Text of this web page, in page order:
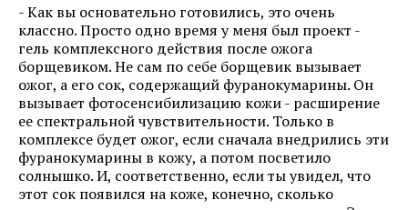
- Как вы основательно готовились, это очень
классно. Просто одно время у меня был проект -
гель комплексного действия после ожога
борщевиком. Не сам по себе борщевик вызывает
ожог, а его сок, содержащий фуранокумарины. Он
вызывает фотосенсибилизацию кожи - расширение
ее спектральной чувствительности. Только в
комплексе будет ожог, если сначала внедрились эти
фуранокумарины в кожу, а потом посветило
солнышко. И, соответственно, если ты увидел, что
этот сок появился на коже, конечно, сколько